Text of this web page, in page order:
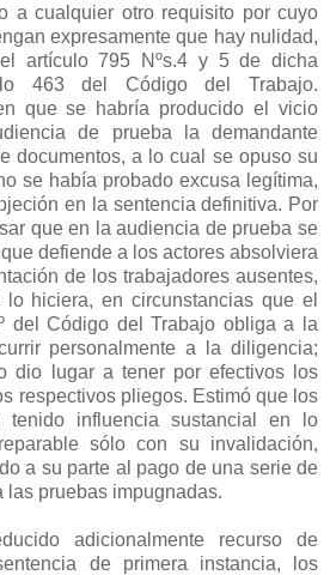
a cualquier otro requisito por cuyo
expresamente que hay nulidad,
artículo 795 Nºs.4 y 5 de dicha
463 del Código del Trabajo.
que se habría producido el vicio
de prueba la demandante
documentos, a lo cual se opuso su
se había probado excusa legítima,
en la sentencia definitiva. Por
que en la audiencia de prueba se
defiende a los actores absolviera
de los trabajadores ausentes,
hiciera, en circunstancias que el
del Código del Trabajo obliga a la
personalmente a la diligencia;
dio lugar a tener por efectivos los
respectivos pliegos. Estimó que los
tenido influencia sustancial en lo
sólo con su invalidación,
a su parte al pago de una serie de
las pruebas impugnadas.
adicionalmente recurso de
de primera instancia, los